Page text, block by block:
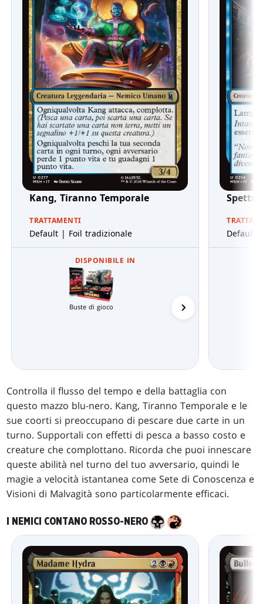
Kang, Tiranno Temporale
TRATTAMENTI
Default | Foil tradizionale
DISPONIBILE IN
Buste di gioco
Default
Controlla il flusso del tempo e della battaglia con
questo mazzo blu-nero. Kang, Tiranno Temporale e le
sue coorti si preoccupano di pescare due carte in un
turno. Supportali con effetti di pesca a basso costo e
creature che complottano. Ricorda che puoi innescare
queste abilità nel turno del tuo avversario, quindi le
magie a velocità istantanea come Sete di Conoscenza e
Visioni di Malvagità sono particolarmente efficaci.
I NEMICI CONTANO ROSSO-NERO